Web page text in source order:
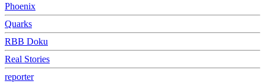
Phoenix
Quarks
RBB Doku
Real Stories
reporter